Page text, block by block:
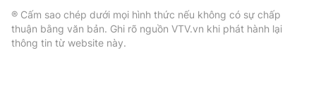
® Cấm sao chép dưới mọi hình thức nếu không có sự chấp
thuận bằng văn bản. Ghi rõ nguồn VTV.vn khi phát hành lại
thông tin từ website này.